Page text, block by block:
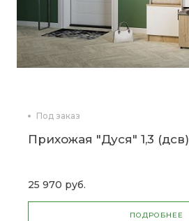
Под заказ
Прихожая "Дуся" 1,3 (дсв)
25 970 руб.
ПОДРОБНЕЕ